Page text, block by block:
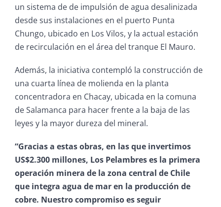
un sistema de de impulsión de agua desalinizada
desde sus instalaciones en el puerto Punta
Chungo, ubicado en Los Vilos, y la actual estación
de recirculación en el área del tranque El Mauro.
Además, la iniciativa contempló la construcción de
una cuarta línea de molienda en la planta
concentradora en Chacay, ubicada en la comuna
de Salamanca para hacer frente a la baja de las
leyes y la mayor dureza del mineral.
“Gracias a estas obras, en las que invertimos
US$2.300 millones, Los Pelambres es la primera
operación minera de la zona central de Chile
que integra agua de mar en la producción de
cobre. Nuestro compromiso es seguir